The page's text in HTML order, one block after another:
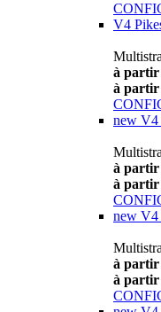
V4
à partir
à partir
new V4
à partir
à partir
new V4
à partir
à partir